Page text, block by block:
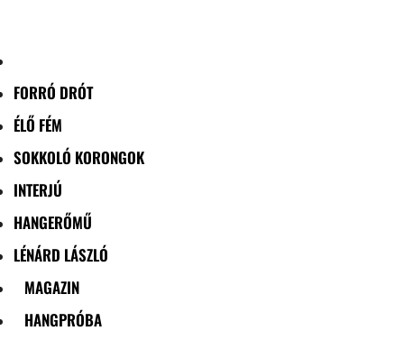
FORRÓ DRÓT
ÉLŐ FÉM
SOKKOLÓ KORONGOK
INTERJÚ
HANGERŐMŰ
LÉNÁRD LÁSZLÓ
MAGAZIN
HANGPRÓBA